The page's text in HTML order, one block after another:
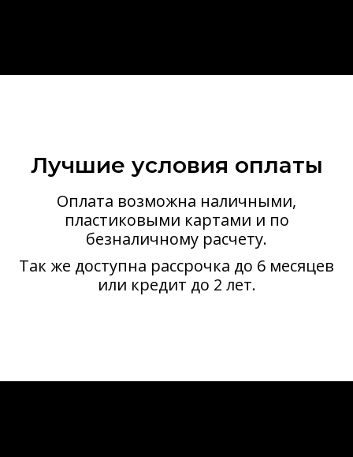
Лучшие условия оплаты
Оплата возможна наличными,
пластиковыми картами и по
безналичному расчету.
Так же доступна рассрочка до 6 месяцев
или кредит до 2 лет.